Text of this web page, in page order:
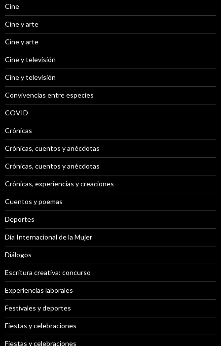
Cine
Cine y arte
Cine y arte
Cine y televisión
Cine y televisión
Convivencias entre especies
COVID
Crónicas
Crónicas, cuentos y anécdotas
Crónicas, cuentos y anécdotas
Crónicas, experiencias y creaciones
Cuentos y poemas
Deportes
Día Internacional de la Mujer
Diálogos
Escritura creativa: concurso
Experiencias laborales
Festivales y deportes
Fiestas y celebraciones
Fiestas y celebraciones